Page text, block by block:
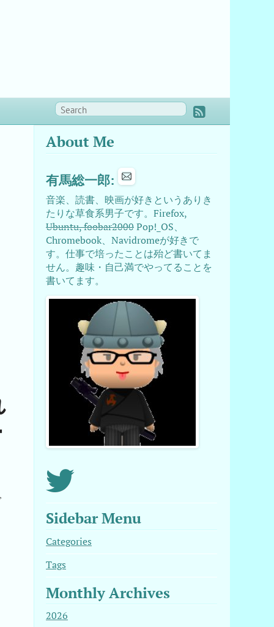
About Me
有馬総一郎:
音楽、読書、映画が好きというありき
たりな草食系男子です。Firefox,
Ubuntu, foobar2000Pop!_OS、
Chromebook、Navidromeが好きで
す。仕事で培ったことは殆ど書いてま
せん。趣味・自己満でやってることを
書いてます。
Sidebar Menu
Categories
Tags
Monthly Archives
2026